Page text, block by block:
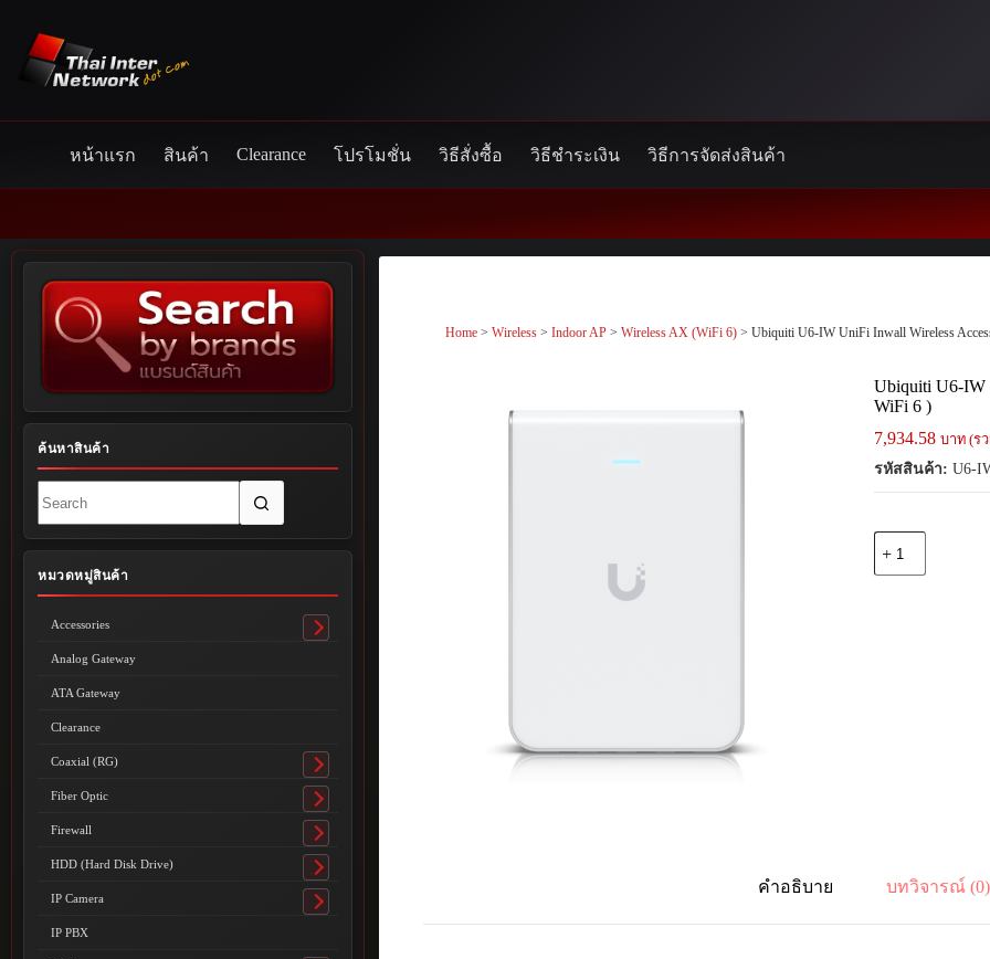
content
หน้าแรก สินค้า Clearance โปรโมชั่น วิธีสั่งซื้อ วิธีชำระเงิน วิธีการจัดส่งสินค้า
Home >Wireless >Indoor AP >Wireless AX (WiFi 6) > Ubiquiti U6-IW UniFi Inwall Wireless
Ubiquiti U6-IW
WiFi 6 )
7,934.58 บาท (ร
รหัสสินค้า: U6-
คำอธิบาย บทวิจารณ์ (0)
ค้นหาสินค้า
results
หมวดหมู่สินค้า
Accessories
Toggle
Analog Gateway
ATA Gateway
Clearance
Coaxial (RG)
Toggle
submenu
Fiber Optic
Toggle
submenu
Firewall
Toggle
submenu
HDD (Hard Disk Drive)
Toggle
submenu
IP Camera
Toggle
IP PBX